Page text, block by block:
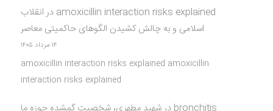
amoxicillin interaction risks explained در انقلاب
اسلامی و به چالش کشیدن الگوهای حاکمیتی معاصر
۱۴ مرداد ۱۴۰۵
amoxicillin interaction risks explained amoxicillin
interaction risks explained